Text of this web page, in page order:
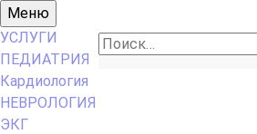
Основное
меню
Меню
Найти:
УСЛУГИ
ПЕДИАТРИЯ
Кардиология
НЕВРОЛОГИЯ
ЭКГ